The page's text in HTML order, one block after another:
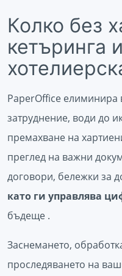
Колко без
кетъринга и
PaperOffice
затруднение, води до
премахване на
преглед на важни
договори, бележки за
като ги управлява
бъдеще .
Заснемането,
проследяването на